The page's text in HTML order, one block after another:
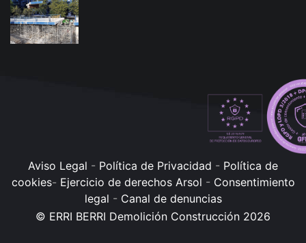
Aviso Legal - Política de Privacidad - Política de
cookies- Ejercicio de derechos Arsol - Consentimiento
legal - Canal de denuncias
© ERRI BERRI Demolición Construcción 2026